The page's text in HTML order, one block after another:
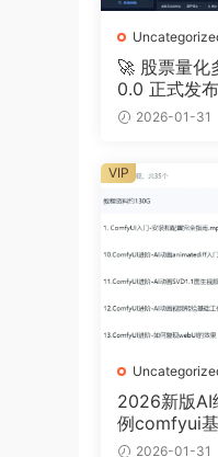
🚀 股票量化
0.0 正式发
全搞定
2026-01-31
2026新版AI
例comfyui
教程2026-01-31
VIP